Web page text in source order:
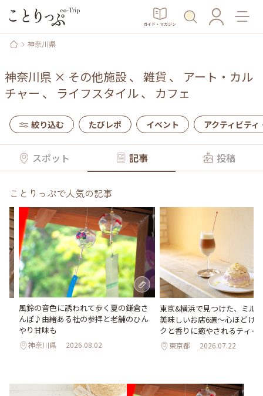
ガイド・マガジン
神奈川県
神奈川県 × その他施設、 雑貨 、 アート・カル
チャー 、 ライフスタイル、 カフェ
絞り込む たびレポ イベント アクティビティ
スポット 記事 投稿
ことりっぷで人気の記事
風鈴の音色に誘われて歩く夏の鎌倉さ
んぽ♪由緒ある社の参拝と老舗のひん
やり甘味も
神奈川県 2026.08.02
東京&横浜で見つけた、ミル
美味しいお店6選～心ほどけ
クと香りに癒やされるティー
東京都 2026.07.22